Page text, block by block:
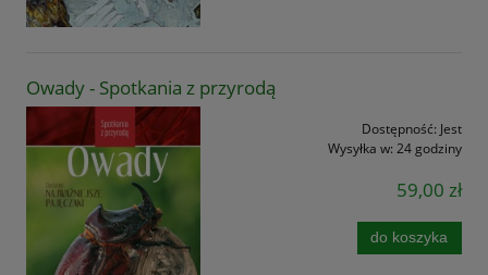
Owady - Spotkania z przyrodą
Dostępność: Jest
Wysyłka w: 24 godziny
59,00 zł
do koszyka